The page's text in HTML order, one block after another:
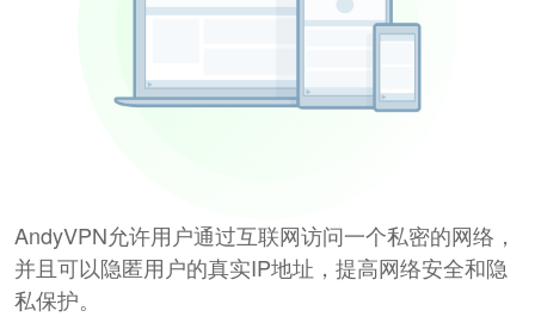
AndyVPN允许用户通过互联网访问一个私密的网络，
并且可以隐匿用户的真实IP地址，提高网络安全和隐
私保护。